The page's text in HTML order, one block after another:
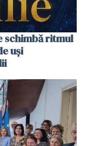
schimbă ritmul
uși